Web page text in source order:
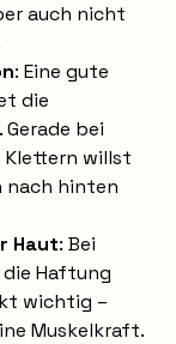
auch nicht
: Eine gute
die
bei
Klettern willst
nach hinten
Haut: Bei
Haftung
wichtig –
Muskelkraft.